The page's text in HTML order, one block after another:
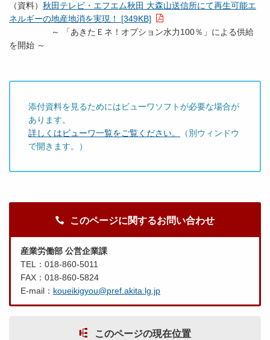
（資料） 秋田テレビ・エフエム秋田 大森山送信所にて再生可能エ
ネルギーの地産地消を実現！ [349KB]
～ 「あきたＥネ！オプション水力100％」による供給
を開始 ～
添付資料を見るためにはビューワソフトが必要な場合が
あります。
詳しくはビューワ一覧をご覧ください。
（別ウィンドウ
で開きます。）
このページに関するお問い合わせ
産業労働部 公営企業課
TEL：018-860-5011
FAX：018-860-5824
E-mail： koueikigyou@pref.akita.lg.jp
このページの現在位置